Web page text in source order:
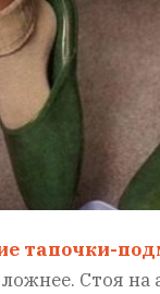
тапочки-
Стоя